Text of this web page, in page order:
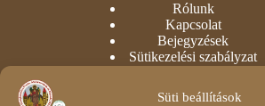
Süti beállítások
Rólunk
Kapcsolat
Bejegyzések
Sütikezelési szabályzat